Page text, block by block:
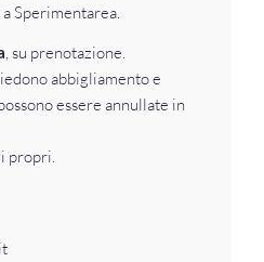
Sperimentarea.
, su prenotazione.
abbigliamento e
essere annullate in
propri.